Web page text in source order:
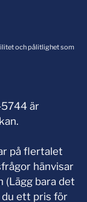
och pålitlighet som
är
på flertalet
hänvisar
bara det
du ett pris för